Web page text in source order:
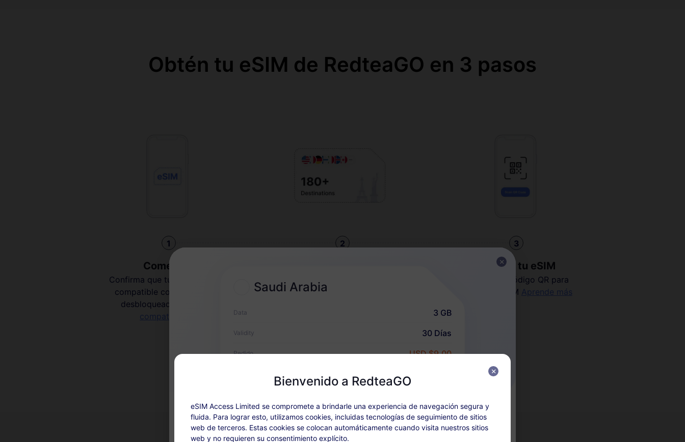
Obtén tu eSIM de RedteaGO en 3 pasos
1
Comenzar
Confirma que tu dispositivo es
compatible con eSIM y está
desbloqueado
compatibilidad
2
para tus viajes internacionales
3
Instalar tu eSIM
Escanea el código QR para
activar tu eSIM Aprende más
Saudi Arabia
Data 3 GB
Validity 30 Días
Pedido USD $9.00
Detalles del Plan Cobertura y redes
Bienvenido a RedteaGO
eSIM Access Limited se compromete a brindarle una experiencia de navegación segura y
fluida. Para lograr esto, utilizamos cookies, incluidas tecnologías de seguimiento de sitios
web de terceros. Estas cookies se colocan automáticamente cuando visita nuestros sitios
web y no requieren su consentimiento explícito.